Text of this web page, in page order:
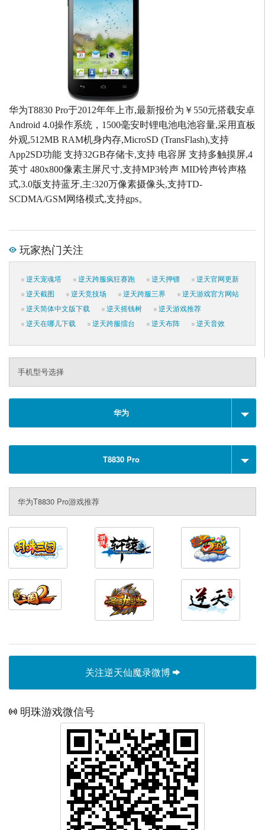
华为T8830 Pro于2012年年上市,最新报价为￥550元搭载安卓
Android 4.0操作系统，1500毫安时锂电池电池容量,采用直板
外观,512MB RAM机身内存,MicroSD (TransFlash),支持
App2SD功能 支持32GB存储卡,支持 电容屏 支持多触摸屏,4
英寸 480x800像素主屏尺寸,支持MP3铃声 MID铃声铃声格
式,3.0版支持蓝牙,主:320万像素摄像头,支持TD-
SCDMA/GSM网络模式,支持gps。
玩家热门关注
逆天宠魂塔 逆天跨服疯狂赛跑 逆天押镖
逆天官网更新
逆天截图
逆天竞技场 逆天跨服三界
逆天游戏官方网站
逆天简体中文版下载
逆天摇钱树
逆天游戏推荐
逆天在哪儿下载
逆天跨服擂台 逆天布阵 逆天音效
手机型号选择
华为
T8830 Pro
华为T8830 Pro游戏推荐
关注逆天仙魔录微博
明珠游戏微信号